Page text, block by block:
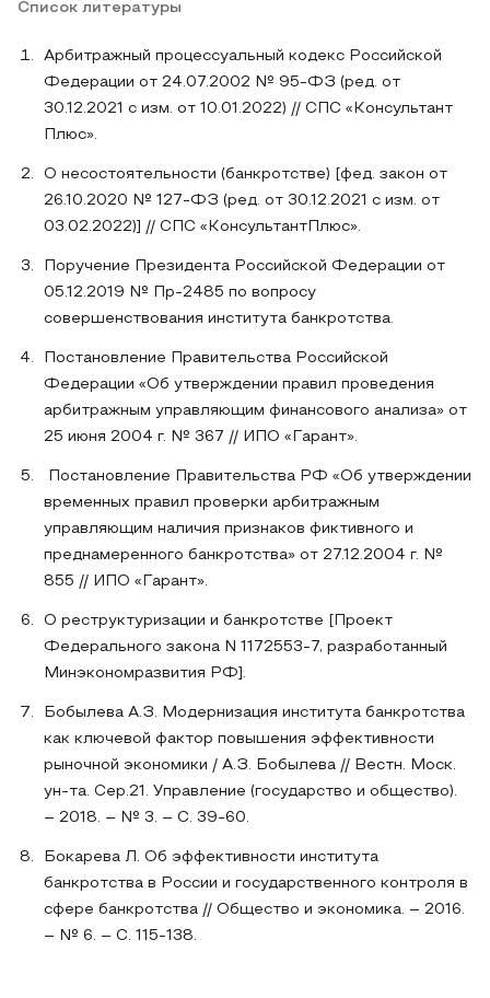
Список литературы
Арбитражный процессуальный кодекс Российской
Федерации от 24.07.2002 № 95-ФЗ (ред. от
30.12.2021 с изм. от 10.01.2022) // СПС «Консультант
Плюс».
О несостоятельности (банкротстве) [фед. закон от
26.10.2020 № 127-ФЗ (ред. от 30.12.2021 с изм. от
03.02.2022)] // СПС «КонсультантПлюс».
Поручение Президента Российской Федерации от
05.12.2019 № Пр-2485 по вопросу
совершенствования института банкротства.
Постановление Правительства Российской
Федерации «Об утверждении правил проведения
арбитражным управляющим финансового анализа» от
25 июня 2004 г. № 367 // ИПО «Гарант».
Постановление Правительства РФ «Об утверждении
временных правил проверки арбитражным
управляющим наличия признаков фиктивного и
преднамеренного банкротства» от 27.12.2004 г. №
855 // ИПО «Гарант».
О реструктуризации и банкротстве [Проект
Федерального закона N 1172553-7, разработанный
Минэкономразвития РФ].
Бобылева А.З. Модернизация института банкротства
как ключевой фактор повышения эффективности
рыночной экономики / А.З. Бобылева // Вестн. Моск.
ун-та. Сер.21. Управление (государство и общество).
– 2018. – № 3. – С. 39-60.
Бокарева Л. Об эффективности института
банкротства в России и государственного контроля в
сфере банкротства // Общество и экономика. – 2016.
– № 6. – С. 115-138.